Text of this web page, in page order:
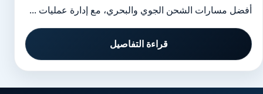
أفضل مسارات الشحن الجوي والبحري، مع إدارة عمليات ...
قراءة التفاصيل